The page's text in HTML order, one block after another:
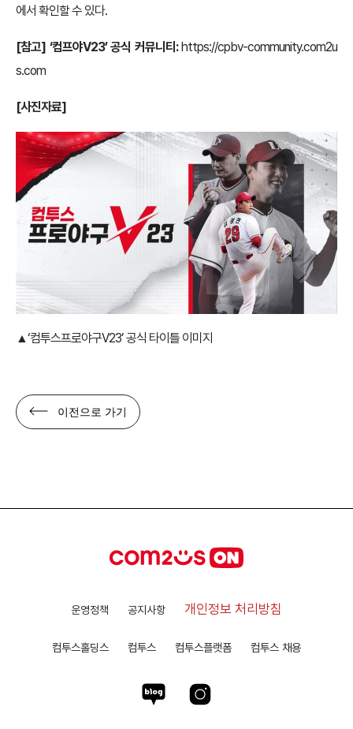
에서 확인할 수 있다.
[참고] ‘컴프야V23’ 공식 커뮤니티: https://cpbv-community.com2u
s.com
[사진자료]
▲‘컴투스프로야구V23’ 공식 타이틀 이미지
이전으로 가기
운영정책 공지사항 개인정보 처리방침
컴투스홀딩스 컴투스 컴투스플랫폼 컴투스 채용